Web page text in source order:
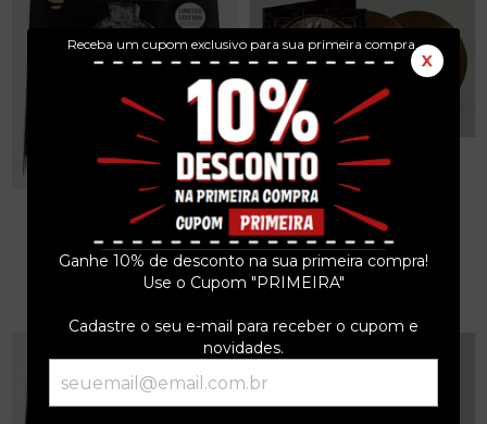
Receba um cupom exclusivo para sua primeira compra.
X
Ganhe 10% de desconto na sua primeira compra!
Use o Cupom "PRIMEIRA"
Cadastre o seu e-mail para receber o cupom e
novidades.
BLACK SABBATH - HEADLESS
CROSS LP + POST...
R$299,99
R$100,00 sem juros
ANGRA - ACOUSTIC LIVE AT
OPERA DE ARAME...
R$799,99
3 x de R$266,66 sem juros